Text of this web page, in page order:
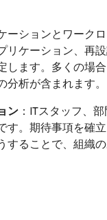
ーションとワーク
リケーション、再
します。多くの場
析が含まれます。
ン ：ITスタッフ、
す。期待事項を確
ることで、組織